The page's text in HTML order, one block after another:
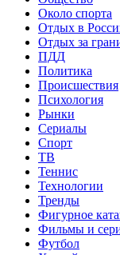
Около спорта
Отдых в
Отдых за
ПДД
Политика
Происшествия
Психология
Рынки
Сериалы
Спорт
ТВ
Теннис
Технологии
Тренды
Фигурное
Фильмы и
Футбол